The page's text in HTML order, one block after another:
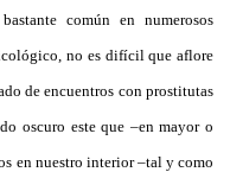
común en numerosos
no es difícil que aflore
de encuentros con prostitutas
oscuro este que –en mayor o
en nuestro interior –tal y como